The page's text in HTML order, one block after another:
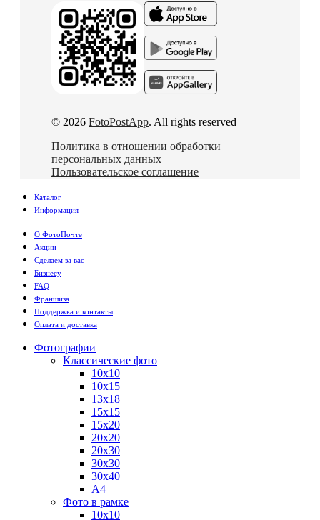
© 2026 FotoPostApp. All rights reserved
Политика в отношении обработки
персональных данных
Пользовательское соглашение
Каталог
Информация
О ФотоПочте
Акции
Сделаем за вас
Бизнесу
FAQ
Франшиза
Поддержка и контакты
Оплата и доставка
Фотографии
Классические фото
10х10
10х15
13х18
15х15
15х20
20х20
20х30
30х30
30х40
А4
Фото в рамке
10х10